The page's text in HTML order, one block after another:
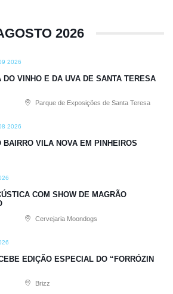
2026
2026
DO VINHO E DA UVA DE SANTA TERESA
Parque de Exposições de Santa Teresa
2026
BAIRRO VILA NOVA EM PINHEIROS
COM SHOW DE MAGRÃO
Cervejaria Moondogs
EDIÇÃO ESPECIAL DO “FORRÓZIN
Brizz